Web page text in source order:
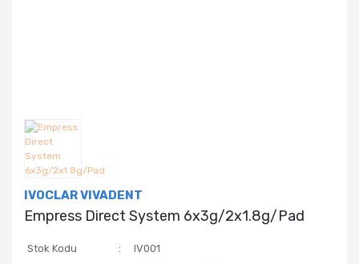
IVOCLAR VIVADENT
Empress Direct System 6x3g/2x1.8g/Pad
Stok Kodu
IV001